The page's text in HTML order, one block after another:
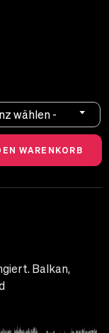
wählen -
Balkan,